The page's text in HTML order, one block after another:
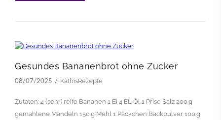
Gesundes Bananenbrot ohne Zucker
08/07/2025 KathisRezepte
Zutaten: 4 (sehr) reife Bananen 1 Ei 4 EL Öl 1 Prise Salz 200 g
gemahlene Mandeln 150 g Mehl 1 Päckchen Backpulver 100 g